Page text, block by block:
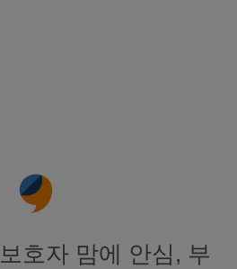
호자 맘에 안심, 부